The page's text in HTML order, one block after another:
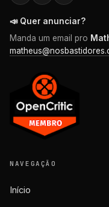
📣 Quer anunciar?
Manda um email pro
NAVEGAÇÃO
Início